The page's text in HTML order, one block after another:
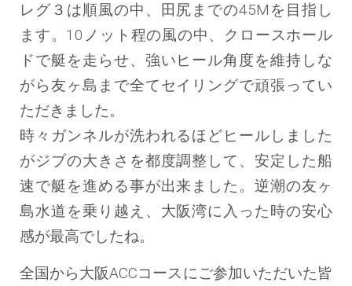
レグ３は順風の中、田尻までの45Mを目指し
ます。10ノット程の風の中、クロースホール
ドで艇を走らせ、強いヒール角度を維持しな
がら友ヶ島まで全てセイリングで頑張ってい
ただきました。
時々ガンネルが洗われるほどヒールしました
がジブの大きさを都度調整して、安定した船
速で艇を進める事が出来ました。逆潮の友ヶ
島水道を乗り越え、大阪湾に入った時の安心
感が最高でしたね。
全国から大阪ACCコースにご参加いただいた皆